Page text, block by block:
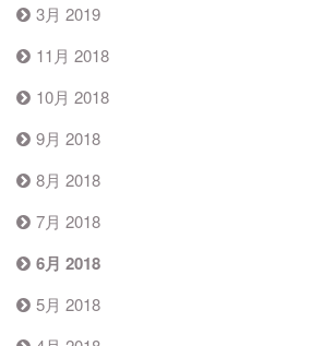
3月 2019
11月 2018
10月 2018
9月 2018
8月 2018
7月 2018
6月 2018
5月 2018